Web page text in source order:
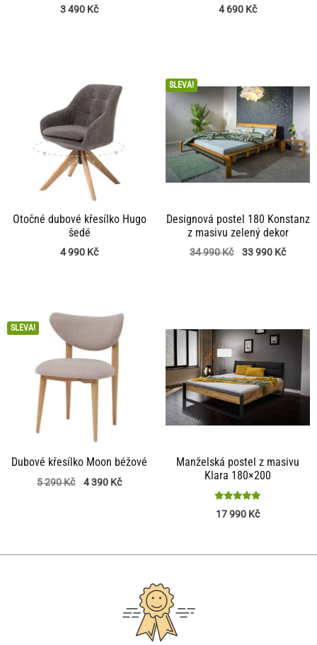
3 490 Kč 4 690 Kč
Otočné dubové křesílko Hugo
šedé
4 990 Kč
SLEVA!
Designová postel 180 Konstanz
z masivu zelený dekor
34 990Kč 33 990 Kč
SLEVA!
Dubové křesílko Moon béžové
5 290Kč 4 390 Kč
Manželská postel z masivu
Klara 180×200
Hodnocení
17 990 Kč